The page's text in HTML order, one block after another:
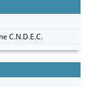
C.N.D.E.C.